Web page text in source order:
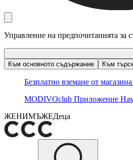
Управление на предпочитанията за
Към основното съдържание
Към
Безплатно вземане от магазина
MODIVOclub Приложение
ЖЕНИМЪЖЕДеца